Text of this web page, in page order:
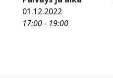
01.12.2022
17:00 - 19:00